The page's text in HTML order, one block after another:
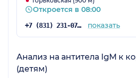
Откроется в 08:00
+7 (831) 231-07-42 показать
Анализ на антитела IgM к
(детям)